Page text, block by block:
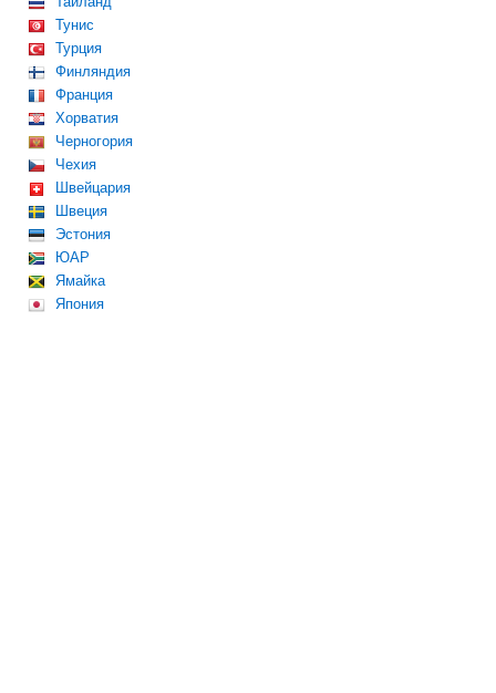
Тунис
Турция
Финляндия
Франция
Хорватия
Черногория
Чехия
Швейцария
Швеция
Эстония
ЮАР
Ямайка
Япония